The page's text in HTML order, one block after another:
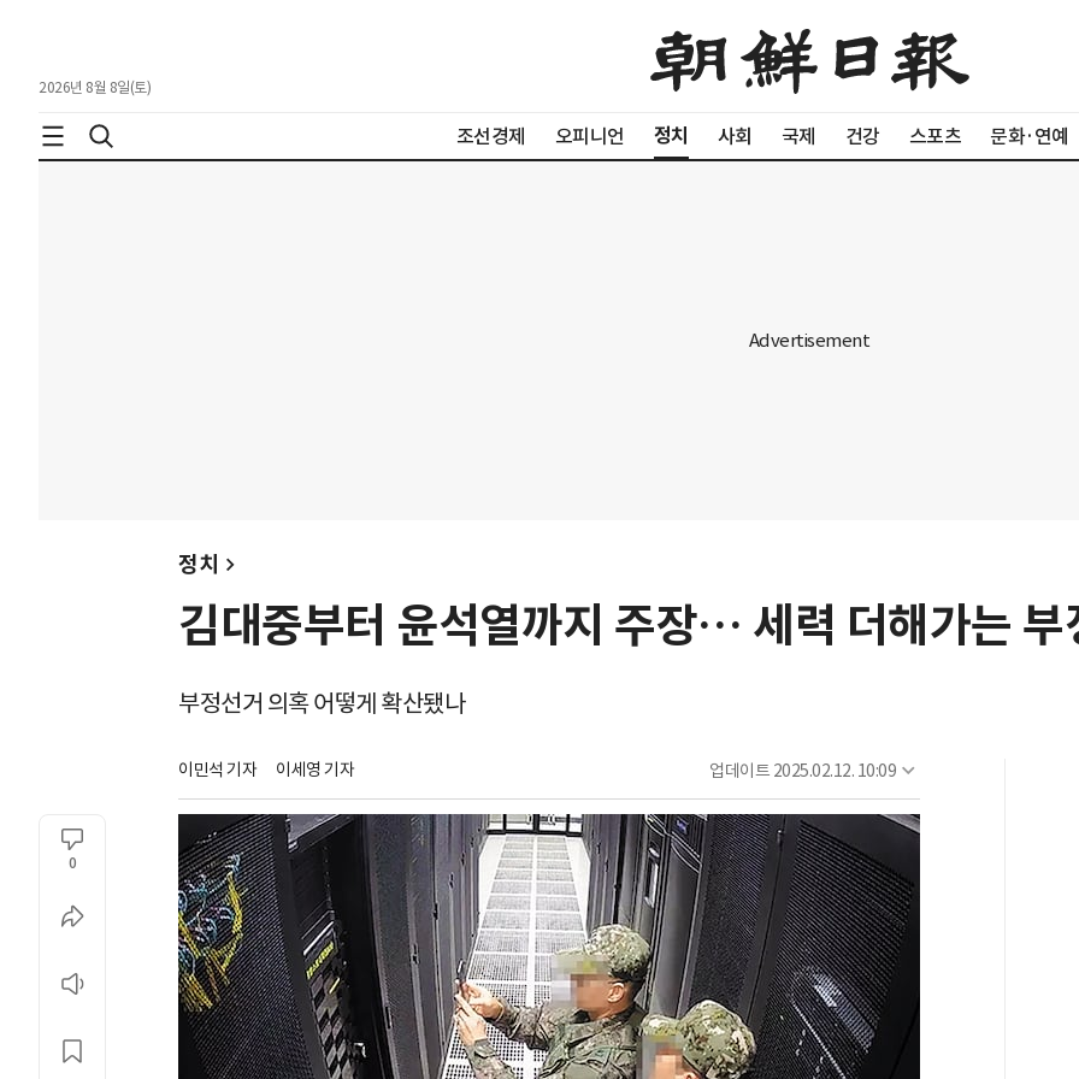
2026년 8월 8일(토)
조선경제 오피니언 정치 사회 국제 건강 스포츠 문화·연예
정치
김대중부터 윤석열까지 주장… 세력 더해가는 부
부정선거 의혹 어떻게 확산됐나
이민석 기자 이세영 기자 업데이트 2025.02.12. 10:09
0